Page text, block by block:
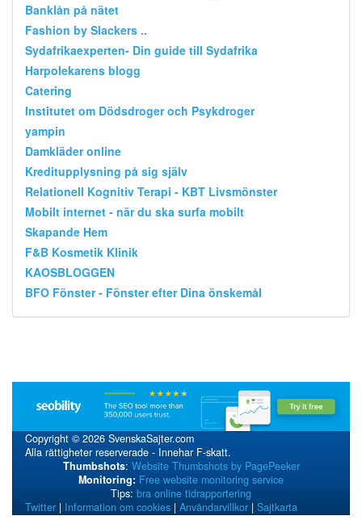
Banklån på nätet
Fashion by Slackers ..
Sydafrikaexperten- Din guide till Sydafrika
Harpolekarens blogg
Catering
Institutet om Dödsdroger och Psykdroger
yampin
Damkläder online
Kreditupplysning på sig själv
Relationell Kognitiv Terapi - KBT Livsmönster
Mobilt internet - när du ska surfa mobilt
Skapande Hem
F&B Kosmetik Klinik
KAOSBLOGGEN
BFO Fönster - Fönster efter Dina önskemål
Copyright © 2026 SvenskaSajter.com
Alla rättigheter reserverade - Innehar F-skatt.
Thumbshots: Website Thumbshots by PagePeeker
Monitoring: Free website monitoring service
Tips: bra online tidrapportering
Twitter | Information om cookies | Användarvillkor | Sajtkarta